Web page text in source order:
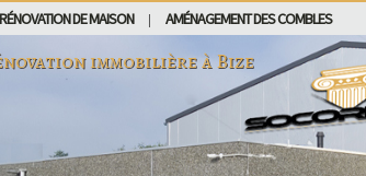
RÉNOVATION DE MAISON AMÉNAGEMENT DES COMBLES
immobilière àBize